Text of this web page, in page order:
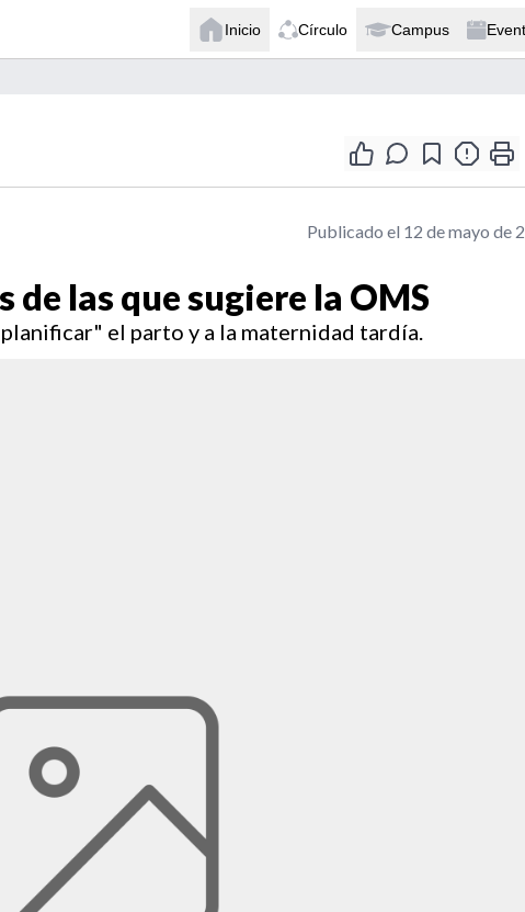
Inicio Círculo Campus
Publicado el 12 de mayo de
de las que sugiere la OMS
el parto y a la maternidad tardía.